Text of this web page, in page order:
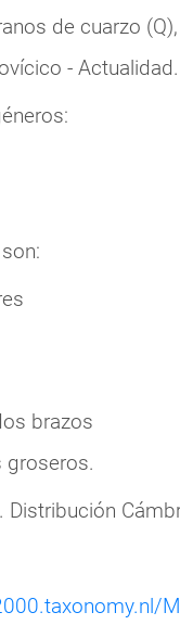
de cuarzo
- Actualidad.
brazos
groseros.